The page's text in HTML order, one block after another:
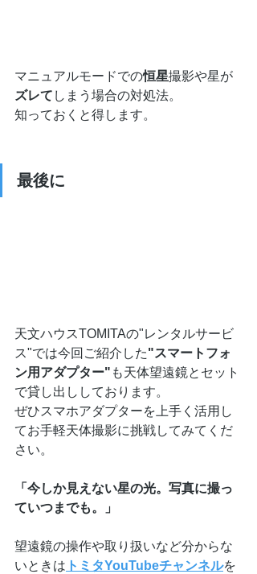
マニュアルモードでの恒星撮影や星が
ズレて しまう場合の対処法。
知っておくと得します。
最後に
天文ハウスTOMITAの"レンタルサービ
ス"では今回ご紹介した"スマートフォ
ン用アダプター" も天体望遠鏡とセット
で貸し出ししております。
ぜひスマホアダプターを上手く活用し
てお手軽天体撮影に挑戦してみてくだ
さい。
「今しか見えない星の光。写真に撮っ
ていつまでも。」
望遠鏡の操作や取り扱いなど分からな
いときは トミタYouTubeチャンネルを